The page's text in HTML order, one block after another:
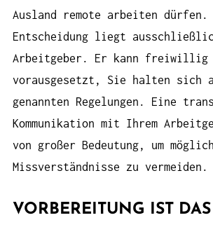
Ausland remote arbeiten dürfen.
Entscheidung liegt
Arbeitgeber. Er kann freiwillig
vorausgesetzt, Sie halten sich
genannten Regelungen. Eine
Kommunikation mit Ihrem
von großer Bedeutung, um
Missverständnisse zu vermeiden.
VORBEREITUNG IST